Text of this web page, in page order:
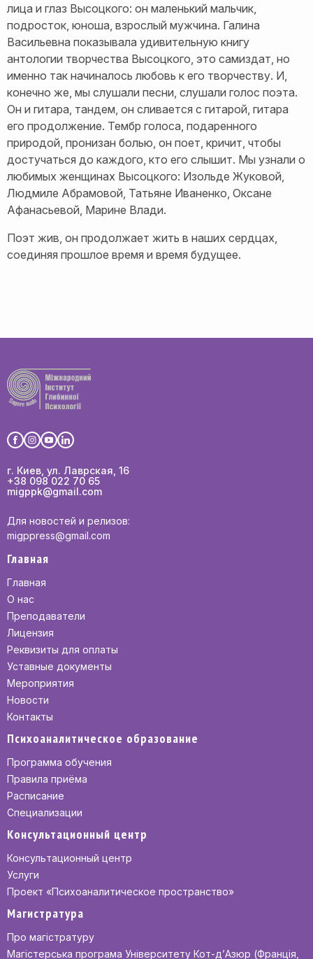
лица и глаз Высоцкого: он маленький мальчик,
подросток, юноша, взрослый мужчина. Галина
Васильевна показывала удивительную книгу
антологии творчества Высоцкого, это самиздат, но
именно так начиналось любовь к его творчеству. И,
конечно же, мы слушали песни, слушали голос поэта.
Он и гитара, тандем, он сливается с гитарой, гитара
его продолжение. Тембр голоса, подаренного
природой, пронизан болью, он поет, кричит, чтобы
достучаться до каждого, кто его слышит. Мы узнали о
любимых женщинах Высоцкого: Изольде Жуковой,
Людмиле Абрамовой, Татьяне Иваненко, Оксане
Афанасьевой, Марине Влади.
Поэт жив, он продолжает жить в наших сердцах,
соединяя прошлое время и время будущее.
г. Киев, ул. Лаврская, 16
+38 098 022 70 65
migppk@gmail.com
Для новостей и релизов:
migppress@gmail.com
Главная
Главная
О нас
Преподаватели
Лицензия
Реквизиты для оплаты
Уставные документы
Мероприятия
Новости
Контакты
Психоаналитическое образование
Программа обучения
Правила приёма
Расписание
Специализации
Консультационный центр
Консультационный центр
Услуги
Проект «Психоаналитическое пространство»
Магистратура
Про магістратуру
Магістерська програма Університету Кот-д’Азюр (Франція,